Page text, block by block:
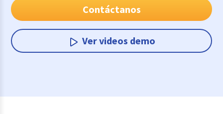
Contáctanos
Ver videos demo